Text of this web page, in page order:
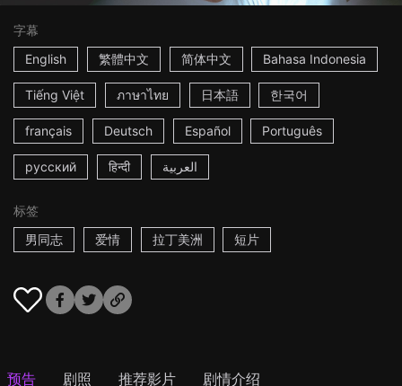
字幕
English
繁體中文 简体中文 Bahasa Indonesia
Tiếng Việt ภาษาไทย 日本語 한국어
français Deutsch Español Português
русский हिन्दी العربية
标签
男同志
爱情 拉丁美洲 短片
预告 剧照 推荐影片 剧情介绍